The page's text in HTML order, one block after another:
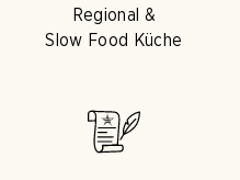
Regional &
Slow Food Küche